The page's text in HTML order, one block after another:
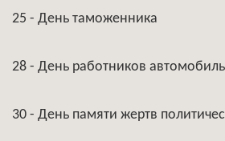
25 - День таможенника
28 - День работников
30 - День памяти жертв